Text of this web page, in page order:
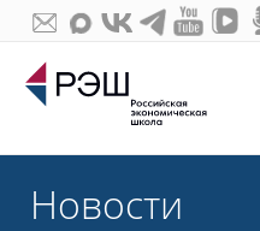
Новости